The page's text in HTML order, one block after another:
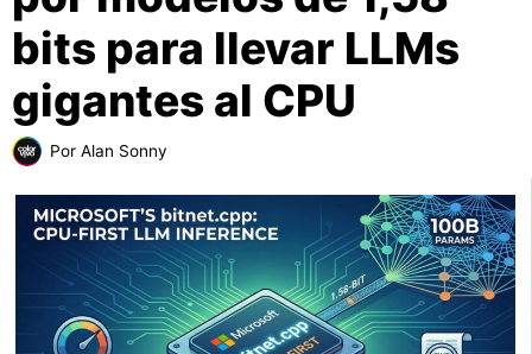
bits para llevar LLMs
gigantes al CPU
Por Alan Sonny